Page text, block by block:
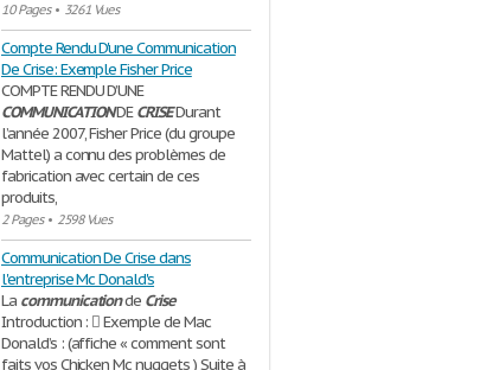
10 Pages• 3261 Vues
Compte Rendu D'une Communication
De Crise: Exemple Fisher Price
COMPTE RENDU D’UNE
COMMUNICATIONDECRISEDurant
l’année 2007, Fisher Price (du groupe
Mattel) a connu des problèmes de
fabrication avec certain de ces
produits,
2 Pages• 2598 Vues
Communication De Crise dans
l'entreprise Mc Donald's
La communicationde Crise
Introduction :  Exemple de Mac
Donald’s : (affiche « comment sont
faits vos Chicken Mc nuggets ) Suite à